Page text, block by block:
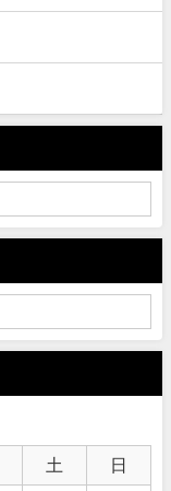
土 日